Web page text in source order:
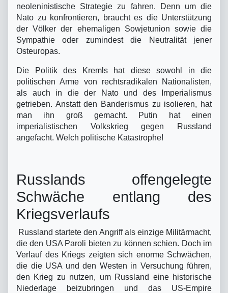
neoleninistische Strategie zu fahren. Denn um die
Nato zu konfrontieren, braucht es die Unterstützung
der Völker der ehemaligen Sowjetunion sowie die
Sympathie oder zumindest die Neutralität jener
Osteuropas.
Die Politik des Kremls hat diese sowohl in die
politischen Arme von rechtsradikalen Nationalisten,
als auch in die der Nato und des Imperialismus
getrieben. Anstatt den Banderismus zu isolieren, hat
man ihn groß gemacht. Putin hat einen
imperialistischen Volkskrieg gegen Russland
angefacht. Welch politische Katastrophe!
Russlands offengelegte
Schwäche entlang des
Kriegsverlaufs
Russland startete den Angriff als einzige Militärmacht,
die den USA Paroli bieten zu können schien. Doch im
Verlauf des Kriegs zeigten sich enorme Schwächen,
die die USA und den Westen in Versuchung führen,
den Krieg zu nutzen, um Russland eine historische
Niederlage beizubringen und das US-Empire